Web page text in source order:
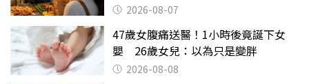
2026-08-07
47歲女腹痛送醫！1小時後竟誕下女
嬰 26歲女兒：以為只是變胖
2026-08-08